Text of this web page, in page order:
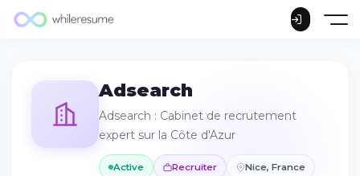
Adsearch
Adsearch : Cabinet de recrutement
expert sur la Côte d'Azur
Active Recruiter Nice, France